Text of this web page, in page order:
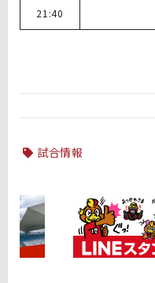
21:40
試合情報